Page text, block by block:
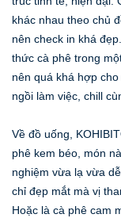
khác nhau theo chủ
nên check in khá
thức cà phê trong
nên quá khá hợp
ngồi làm việc, chill
Về đồ uống,
phê kem béo, món
nghiệm vừa lạ vừa
chỉ đẹp mắt mà vị
Hoặc là cà phê cam